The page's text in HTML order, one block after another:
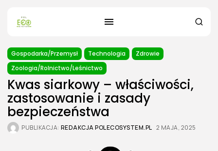
Gospodarka/Przemysł Technologia
Zdrowie
Zoologia/Rolnictwo/Leśnictwo
Kwas siarkowy – właściwości,
zastosowanie i zasady
bezpieczeństwa
PUBLIKACJA: REDAKCJA POLECOSYSTEM.PL 2 MAJA, 2025